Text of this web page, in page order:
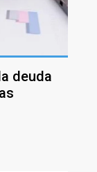
deuda